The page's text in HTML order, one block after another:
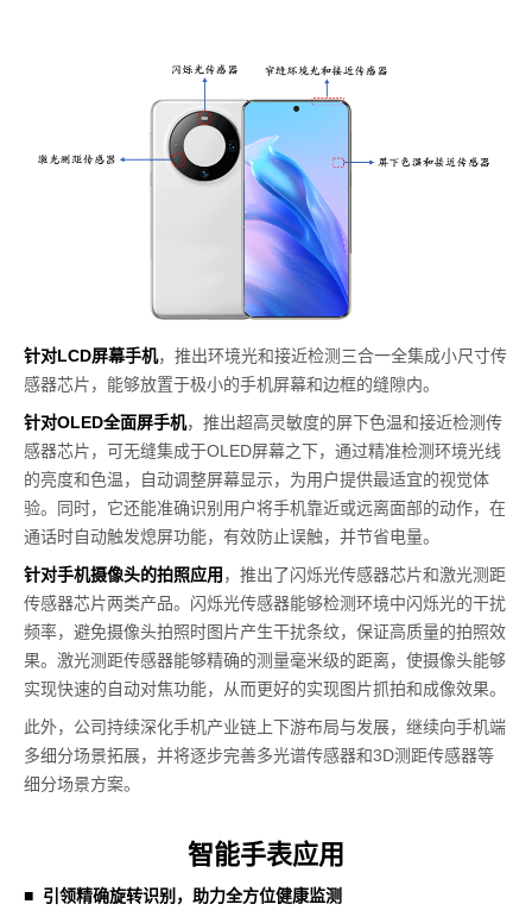
针对LCD屏幕手机，推出环境光和接近检测三合一全集成小尺寸传
感器芯片，能够放置于极小的手机屏幕和边框的缝隙内。
针对OLED全面屏手机，推出超高灵敏度的屏下色温和接近检测传
感器芯片，可无缝集成于OLED屏幕之下，通过精准检测环境光线
的亮度和色温，自动调整屏幕显示，为用户提供最适宜的视觉体
验。同时，它还能准确识别用户将手机靠近或远离面部的动作，在
通话时自动触发熄屏功能，有效防止误触，并节省电量。
针对手机摄像头的拍照应用 ，推出了闪烁光传感器芯片和激光测距
传感器芯片两类产品。闪烁光传感器能够检测环境中闪烁光的干扰
频率，避免摄像头拍照时图片产生干扰条纹，保证高质量的拍照效
果。激光测距传感器能够精确的测量毫米级的距离，使摄像头能够
实现快速的自动对焦功能，从而更好的实现图片抓拍和成像效果。
此外，公司持续深化手机产业链上下游布局与发展，继续向手机端
多细分场景拓展，并将逐步完善多光谱传感器和3D测距传感器等
细分场景方案。
智能手表应用
■ 引领精确旋转识别，助力全方位健康监测